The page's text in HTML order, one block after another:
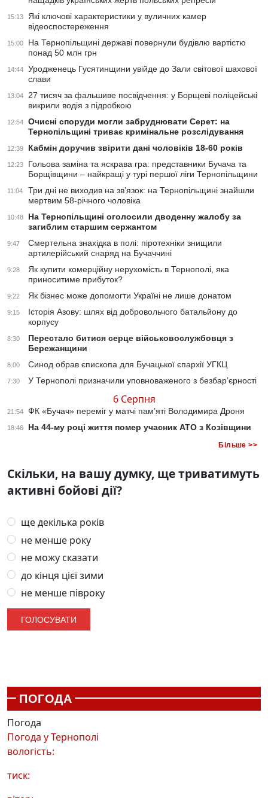
15:13
Які ключові характеристики у вуличних камер
відеоспостереження
15:00
На Тернопільщині державі повернули будівлю вартістю
понад 50 млн грн
14:44
Уродженець Гусятинщини увійде до Зали світової шахової
слави
13:04
27 тисяч за фальшиве посвідчення: у Борщеві поліцейські
викрили водія з підробкою
12:54
Очисні споруди могли забруднювати Серет: на
Тернопільщині триває кримінальне розслідування
12:39 Кабмін доручив звірити дані чоловіків 18-60 років
12:23
Гольова заміна та яскрава гра: представники Бучача та
Борщівщини – найкращі у турі першої ліги Тернопільщини
11:04
Три дні не виходив на зв’язок: на Тернопільщині знайшли
мертвим 58-річного чоловіка
10:48
На Тернопільщині оголосили дводенну жалобу за
загиблим старшим сержантом
9:47
Смертельна знахідка в полі: піротехніки знищили
артилерійський снаряд на Бучаччині
9:28
Як купити комерційну нерухомість в Тернополі, яка
приноситиме прибуток?
9:22 Як бізнес може допомогти Україні не лише донатом
9:15
Історія Азову: шлях від добровольчого батальйону до
корпусу
8:30
Перестало битися серце військовослужбовця з
Бережанщини
8:00 Синод обрав єпископа для Бучацької єпархії УГКЦ
7:30 У Тернополі призначили уповноваженого з безбар’єрності
6 Серпня
21:54 ФК «Бучач» переміг у матчі пам’яті Володимира Дроня
18:46 На 44-му році життя помер учасник АТО з Козівщини
Більше >>
Скільки, на вашу думку, ще триватимуть
активні бойові дії?
ще декілька років
не менше року
не можу сказати
до кінця цієї зими
не менше півроку
ПОГОДА
Погода
Погода уТернополі
вологість:
тиск: